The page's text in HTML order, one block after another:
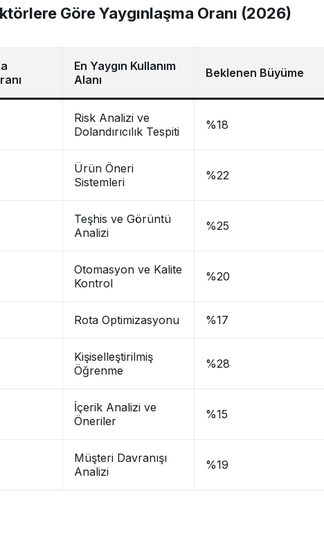
Göre Yaygınlaşma Oranı (2026)
En Yaygın Kullanım
Alanı
Beklenen Büyüme
Risk Analizi ve
Dolandırıcılık Tespiti
%18
Ürün Öneri
Sistemleri
%22
Teşhis ve Görüntü
Analizi
%25
Otomasyon ve Kalite
Kontrol
%20
Rota Optimizasyonu %17
Kişiselleştirilmiş
Öğrenme
%28
İçerik Analizi ve
Öneriler
%15
Müşteri Davranışı
Analizi
%19